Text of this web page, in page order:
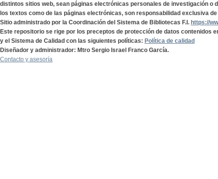
distintos sitios web, sean páginas electrónicas personales de investigación o
los textos como de las páginas electrónicas, son responsabilidad exclusiva
Sitio administrado por la Coordinación del Sistema de Bibliotecas F.I. https://
Este repositorio se rige por los preceptos de protección de datos contenidos
y el Sistema de Calidad con las siguientes políticas: Política de calidad
Diseñador y administrador: Mtro Sergio Israel Franco García.
Contacto y asesoría